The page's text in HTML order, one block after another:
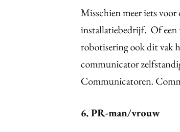
Misschien meer iets
installatiebedrijf. Of een
robotisering ook dit vak
communicator
Communicatoren.
6. PR-man/vrouw